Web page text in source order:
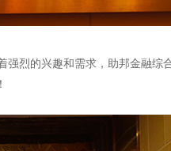
强烈的兴趣和需求，助邦金融综